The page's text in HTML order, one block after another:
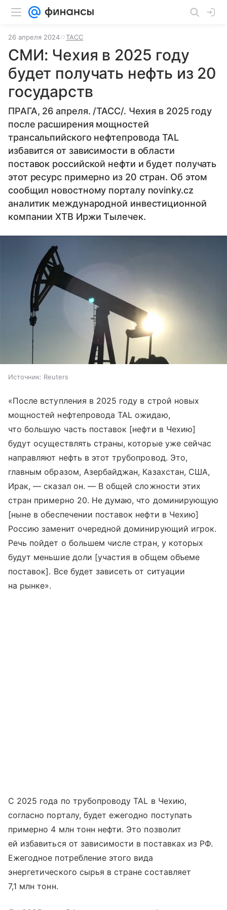
26 апреля 2024 ТАСС
СМИ: Чехия в 2025 году
будет получать нефть из 20
государств
ПРАГА, 26 апреля. /ТАСС/. Чехия в 2025 году
после расширения мощностей
трансальпийского нефтепровода TAL
избавится от зависимости в области
поставок российской нефти и будет получать
этот ресурс примерно из 20 стран. Об этом
сообщил новостному порталу novinky.cz
аналитик международной инвестиционной
компании XTB Иржи Тылечек.
Источник: Reuters
«После вступления в 2025 году в строй новых
мощностей нефтепровода TAL ожидаю,
что большую часть поставок [нефти в Чехию]
будут осуществлять страны, которые уже сейчас
направляют нефть в этот трубопровод. Это,
главным образом, Азербайджан, Казахстан, США,
Ирак, — сказал он. — В общей сложности этих
стран примерно 20. Не думаю, что доминирующую
[ныне в обеспечении поставок нефти в Чехию]
Россию заменит очередной доминирующий игрок.
Речь пойдет о большем числе стран, у которых
будут меньшие доли [участия в общем объеме
поставок]. Все будет зависеть от ситуации
на рынке».
С 2025 года по трубопроводу TAL в Чехию,
согласно порталу, будет ежегодно поступать
примерно 4 млн тонн нефти. Это позволит
ей избавиться от зависимости в поставках из РФ.
Ежегодное потребление этого вида
энергетического сырья в стране составляет
7,1 млн тонн.